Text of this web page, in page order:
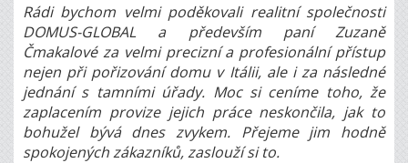
Rádi bychom velmi poděkovali realitní společnosti
DOMUS-GLOBAL a především paní Zuzaně
Čmakalové za velmi precizní a profesionální přístup
nejen při pořizování domu v Itálii, ale i za následné
jednání s tamními úřady. Moc si ceníme toho, že
zaplacením provize jejich práce neskončila, jak to
bohužel bývá dnes zvykem. Přejeme jim hodně
spokojených zákazníků, zaslouží si to.